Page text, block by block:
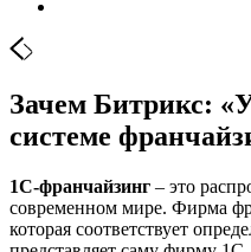
Зачем Битрикс:
системе
1С-франчайзинг – это
современном мире. Фирма
которая соответствует